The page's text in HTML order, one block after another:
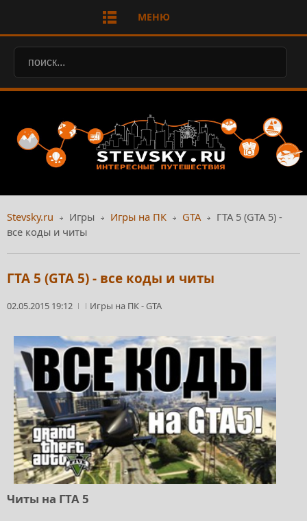
МЕНЮ
Stevsky.ru Игры Игры на ПК GTA
ГТА 5 (GTA 5) -
все коды и читы
ГТА 5 (GTA 5) - все коды и читы
02.05.2015 19:12 Игры на ПК-GTA
Читы на ГТА 5